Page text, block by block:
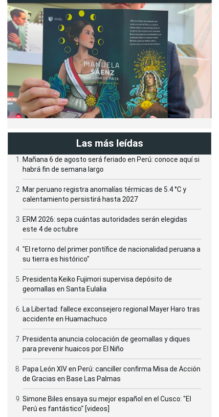
Las más leídas
Mañana 6 de agosto será feriado en Perú: conoce aquí si
habrá fin de semana largo
Mar peruano registra anomalías térmicas de 5.4 °C y
calentamiento persistirá hasta 2027
ERM 2026: sepa cuántas autoridades serán elegidas
este 4 de octubre
"El retorno del primer pontífice de nacionalidad peruana a
su tierra es histórico"
Presidenta Keiko Fujimori supervisa depósito de
geomallas en Santa Eulalia
La Libertad: fallece exconsejero regional Mayer Haro tras
accidente en Huamachuco
Presidenta anuncia colocación de geomallas y diques
para prevenir huaicos por El Niño
Papa León XIV en Perú: canciller confirma Misa de Acción
de Gracias en Base Las Palmas
Simone Biles ensaya su mejor español en el Cusco: "El
Perú es fantástico" [videos]